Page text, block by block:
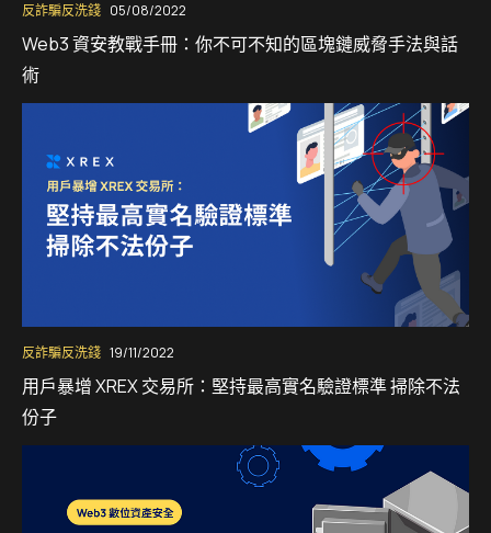
反詐騙反洗錢 05/08/2022
Web3 資安教戰手冊：你不可不知的區塊鏈威脅手法與話
術
反詐騙反洗錢 19/11/2022
用戶暴增 XREX 交易所：堅持最高實名驗證標準 掃除不法
份子